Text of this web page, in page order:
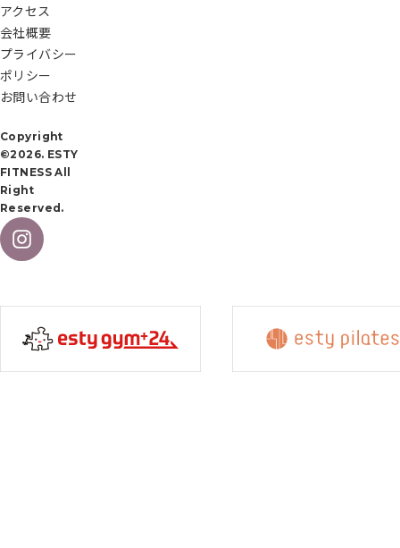
アクセス
会社概要
プライバシー
ポリシー
お問い合わせ
Copyright
©2026. ESTY
FITNESS All
Right
Reserved.